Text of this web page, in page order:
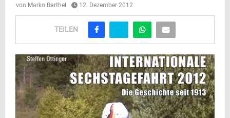
von Marko Barthel 12. Dezember 2012
TEILEN